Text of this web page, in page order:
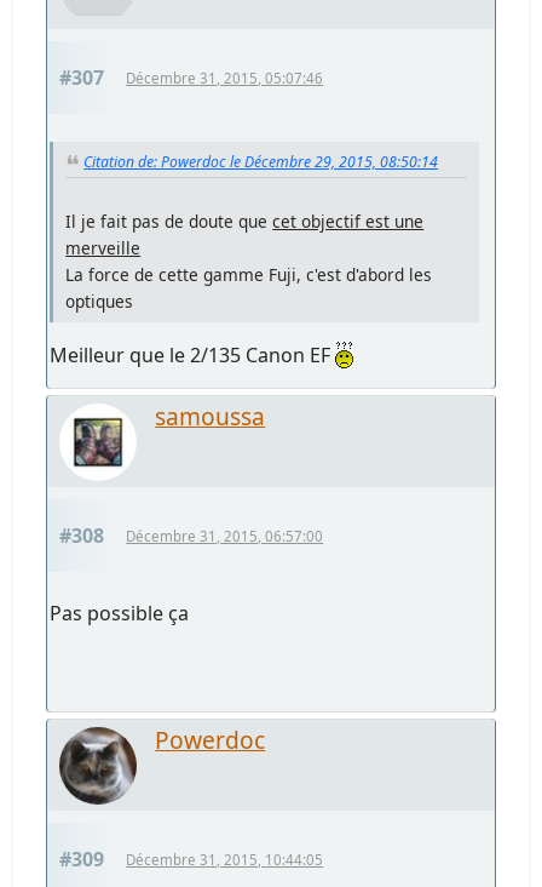
#307 Décembre 31, 2015, 05:07:46
Citation de: Powerdoc le Décembre 29, 2015, 08:50:14
Il je fait pas de doute quecet objectif est une
merveille
La force de cette gamme Fuji, c'est d'abord les
optiques
Meilleur que le 2/135 Canon EF
samoussa
#308 Décembre 31, 2015, 06:57:00
Pas possible ça
Powerdoc
#309 Décembre 31, 2015, 10:44:05